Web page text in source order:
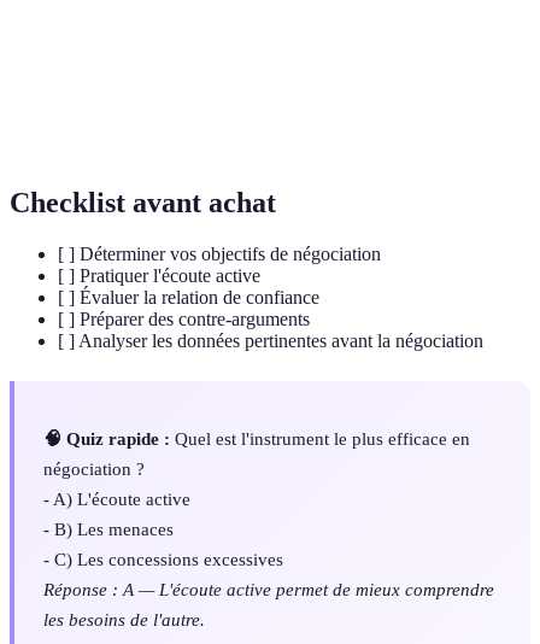
Checklist avant achat
[ ] Déterminer vos objectifs de négociation
[ ] Pratiquer l'écoute active
[ ] Évaluer la relation de confiance
[ ] Préparer des contre-arguments
[ ] Analyser les données pertinentes avant la négociation
🧠 Quiz rapide : Quel est l'instrument le plus efficace en
négociation ?
- A) L'écoute active
- B) Les menaces
- C) Les concessions excessives
Réponse : A — L'écoute active permet de mieux comprendre
les besoins de l'autre.